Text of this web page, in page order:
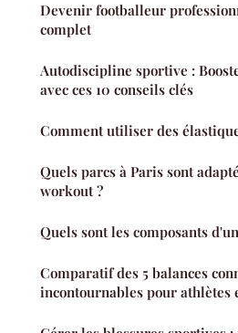
Devenir footballeur
complet
Autodiscipline sportive :
avec ces 10 conseils clés
Comment utiliser des
Quels parcs à Paris sont
workout ?
Quels sont les composants
Comparatif des 5 balances
incontournables pour athlètes